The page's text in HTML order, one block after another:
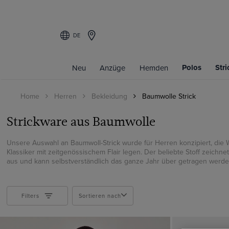
DE
Neu Anzüge Hemden Polos
Home Herren Bekleidung Baumwolle Strick
Strickware aus Baumwolle
Unsere Auswahl an Baumwoll-Strick wurde für Herren konzipiert, die
Klassiker mit zeitgenössischem Flair legen. Der beliebte Stoff
aus und kann selbstverständlich das ganze Jahr über getragen
Beige
Braun
Bunt
Burgunderrot
Creme
Marineblau
Orange
Filters Sortieren nach